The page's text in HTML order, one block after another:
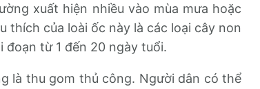
xuất hiện nhiều vào mùa mưa hoặc
thích của loài ốc này là các loại cây non
đoạn từ 1 đến 20 ngày tuổi.
là thu gom thủ công. Người dân có thể